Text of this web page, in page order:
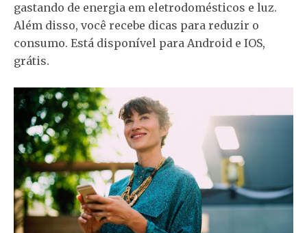
gastando de energia em eletrodomésticos e luz.
Além disso, você recebe dicas para reduzir o
consumo. Está disponível para Android e IOS,
grátis.